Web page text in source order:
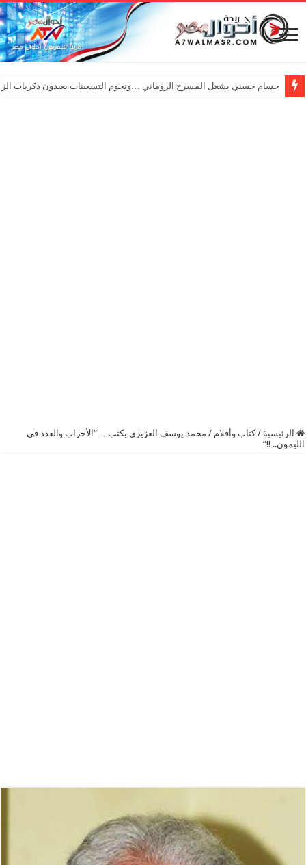
حسام حسني يشعل المسرح الروماني …ونجوم التسعينات يعيدون ذكريات
الرئيسية / كتاب وأقلام / محمد يوسف العزيزي يكتب… “الأحزاب والعدد في
الليمون.. !!”